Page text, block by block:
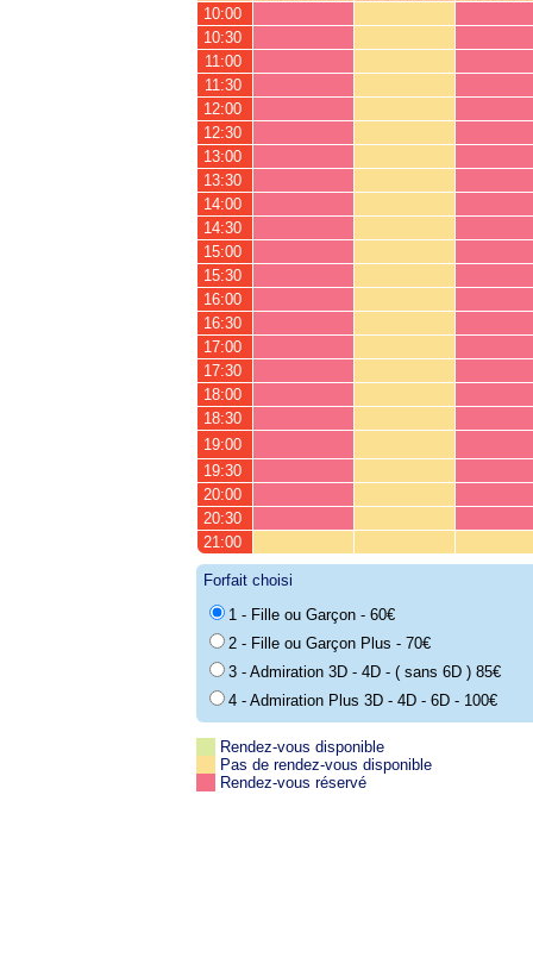
10:00
10:30
11:00
11:30
12:00
12:30
13:00
13:30
14:00
14:30
15:00
15:30
16:00
16:30
17:00
17:30
18:00
18:30
19:00
19:30
20:00
20:30
21:00
Forfait choisi
1 - Fille ou Garçon - 60€
2 - Fille ou Garçon Plus - 70€
3 - Admiration 3D - 4D - ( sans 6D ) 85€
4 - Admiration Plus 3D - 4D - 6D - 100€
Rendez-vous disponible
Pas de rendez-vous disponible
Rendez-vous réservé